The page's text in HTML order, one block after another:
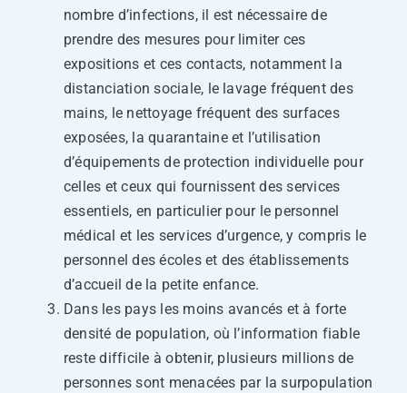
nombre d’infections, il est nécessaire de
prendre des mesures pour limiter ces
expositions et ces contacts, notamment la
distanciation sociale, le lavage fréquent des
mains, le nettoyage fréquent des surfaces
exposées, la quarantaine et l’utilisation
d’équipements de protection individuelle pour
celles et ceux qui fournissent des services
essentiels, en particulier pour le personnel
médical et les services d’urgence, y compris le
personnel des écoles et des établissements
d’accueil de la petite enfance.
Dans les pays les moins avancés et à forte
densité de population, où l’information fiable
reste difficile à obtenir, plusieurs millions de
personnes sont menacées par la surpopulation